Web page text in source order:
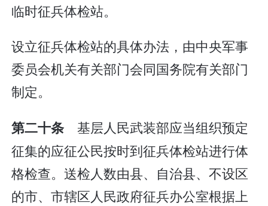
临时征兵体检站。
设立征兵体检站的具体办法，由中央军事
委员会机关有关部门会同国务院有关部门
制定。
第二十条 基层人民武装部应当组织预定
征集的应征公民按时到征兵体检站进行体
格检查。送检人数由县、自治县、不设区
的市、市辖区人民政府征兵办公室根据上